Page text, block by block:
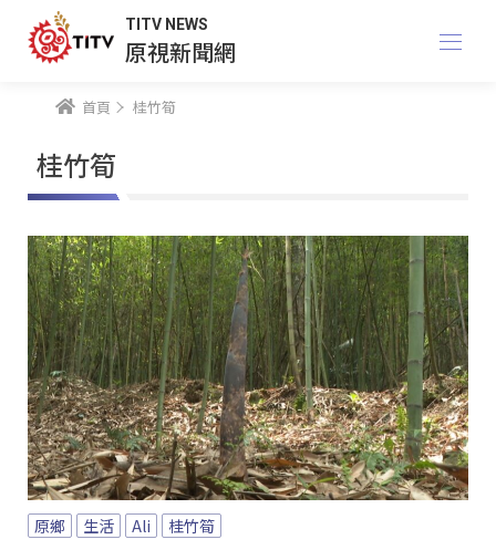
TITV NEWS
原視新聞網
首頁 桂竹筍
桂竹筍
原鄉 生活 Ali 桂竹筍